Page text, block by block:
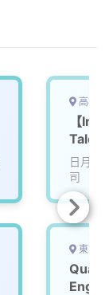
高雄
【
EE-
高雄)
日月光
司
東南